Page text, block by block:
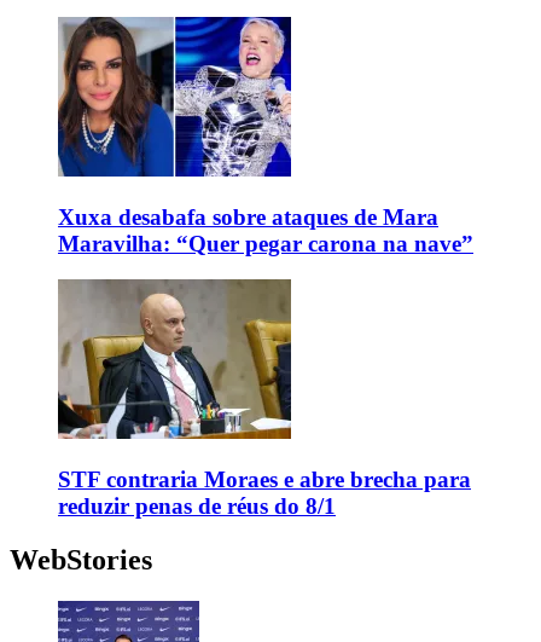
Xuxa desabafa sobre ataques de Mara
Maravilha: “Quer pegar carona na nave”
STF contraria Moraes e abre brecha para
reduzir penas de réus do 8/1
WebStories